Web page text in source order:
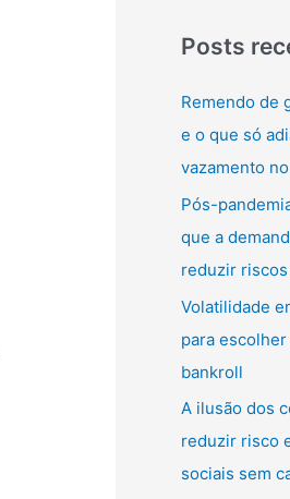
q
i
s
a
r
p
o
r
:
Posts
Remendo de
e o que só
vazamento
Pós-
que a
reduzir
Volatilidade
para
bankroll
A ilusão dos
reduzir risco
sociais sem